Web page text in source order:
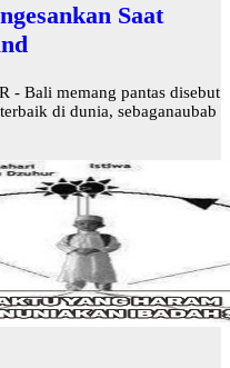
Saat
- Bali memang pantas disebut
di dunia, sebaganaubab